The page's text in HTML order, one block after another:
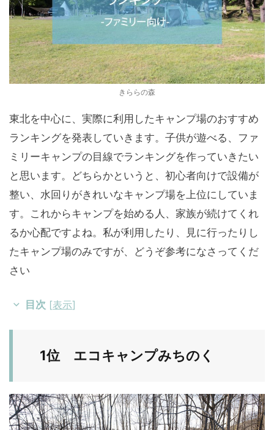
きららの森
東北を中心に、実際に利用したキャンプ場のおすすめ
ランキングを発表していきます。子供が遊べる、ファ
ミリーキャンプの目線でランキングを作っていきたい
と思います。どちらかというと、初心者向けで設備が
整い、水回りがきれいなキャンプ場を上位にしていま
す。これからキャンプを始める人、家族が続けてくれ
るか心配ですよね。私が利用したり、見に行ったりし
たキャンプ場のみですが、どうぞ参考になさってくだ
さい
目次 [表示]
1位 エコキャンプみちのく